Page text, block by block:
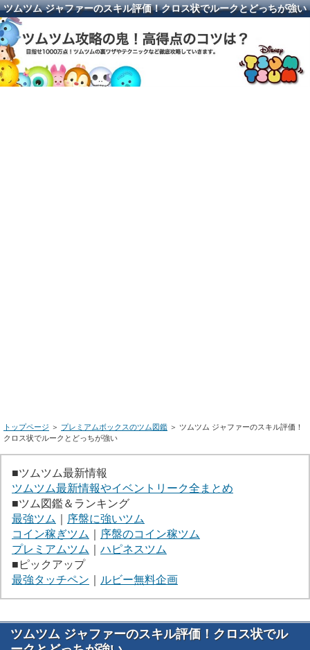
ツムツム ジャファーのスキル評価！クロス状でルークとどっちが強い
トップページ ＞ プレミアムボックスのツム図鑑 ＞ ツムツム ジャファーのスキル評価！
クロス状でルークとどっちが強い
■ツムツム最新情報
ツムツム最新情報やイベントリーク全まとめ
■ツム図鑑＆ランキング
最強ツム
序盤に強いツム
コイン稼ぎツム
序盤のコイン稼ツム
プレミアムツム
ハピネスツム
■ピックアップ
最強タッチペン
ルビー無料企画
ツムツム ジャファーのスキル評価！クロス状でル